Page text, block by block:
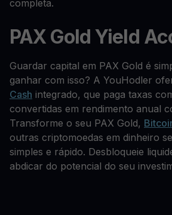
completa.
PAX Gold Yield
Guardar capital em PAX Gold é
ganhar com isso? A YouHodler
Cash integrado, que paga taxas
convertidas em rendimento anual
Transforme o seu PAX Gold,
outras criptomoedas em dinheiro
simples e rápido. Desbloqueie
abdicar do potencial do seu